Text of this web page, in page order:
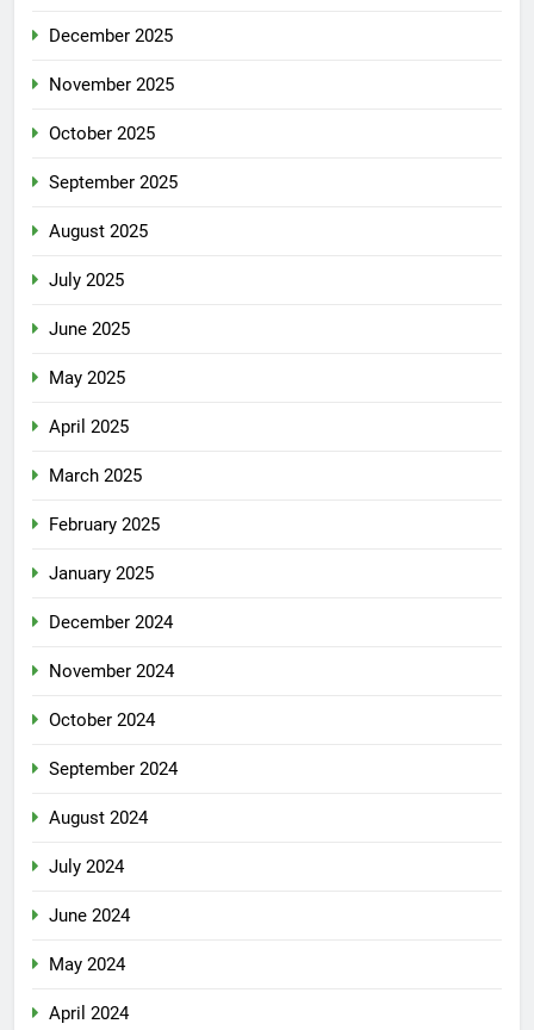
December 2025
November 2025
October 2025
September 2025
August 2025
July 2025
June 2025
May 2025
April 2025
March 2025
February 2025
January 2025
December 2024
November 2024
October 2024
September 2024
August 2024
July 2024
June 2024
May 2024
April 2024